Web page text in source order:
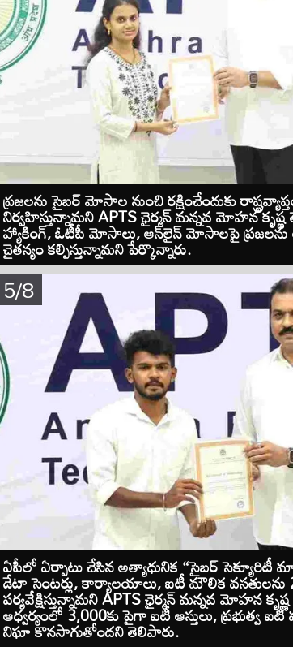
ప్రజలను సైబర్ మోసాల నుంచి రక్షించేందుకు
నిర్వహిస్తున్నామని APTS ఛైర్మన్ మన్నవ మోహన
హ్యాకింగ్, ఓటీపీ మోసాలు, ఆన్‌లైన్ మోసాలపై ప్రజలను
చైతన్యం కల్పిస్తున్నామని పేర్కొన్నారు.
5/8
ఏపీలో ఏర్పాటు చేసిన అత్యాధునిక “సైబర్ సెక్యూరిటీ
డేటా సెంటర్లు, కార్యాలయాలు, ఐటీ మౌలిక
పర్యవేక్షిస్తున్నామని APTS ఛైర్మన్ మన్నవ మోహన
ఆధ్వర్యంలో 3,000కు పైగా ఐటీ ఆస్తులు,
నిఘా కొనసాగుతోందని తెలిపారు.